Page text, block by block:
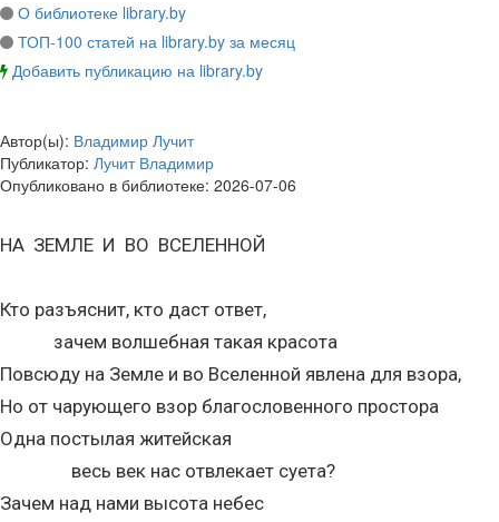
О библиотеке library.by
ТОП-100 статей на library.by за месяц
Добавить публикацию на library.by
Автор(ы): Владимир Лучит
Публикатор: Лучит Владимир
Опубликовано в библиотеке: 2026-07-06
НА ЗЕМЛЕ И ВО ВСЕЛЕННОЙ
Кто разъяснит, кто даст ответ,
зачем волшебная такая красота
Повсюду на Земле и во Вселенной явлена для взора,
Но от чарующего взор благословенного простора
Одна постылая житейская
весь век нас отвлекает суета?
Зачем над нами высота небес